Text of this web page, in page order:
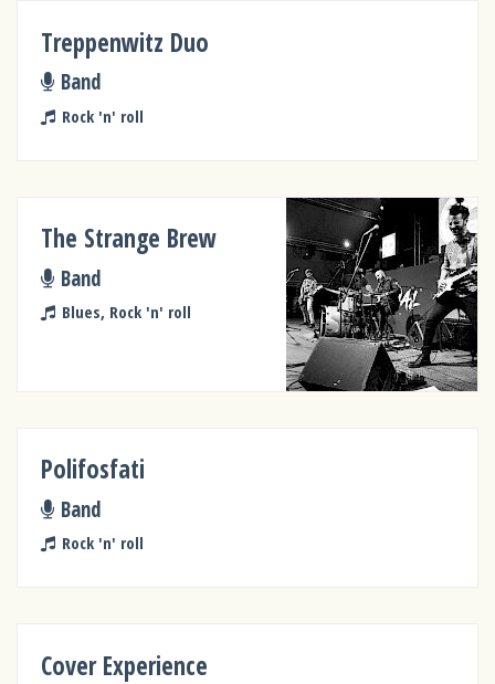
Treppenwitz Duo
Band
Rock 'n' roll
The Strange Brew
Band
Blues, Rock 'n' roll
Polifosfati
Band
Rock 'n' roll
Cover Experience